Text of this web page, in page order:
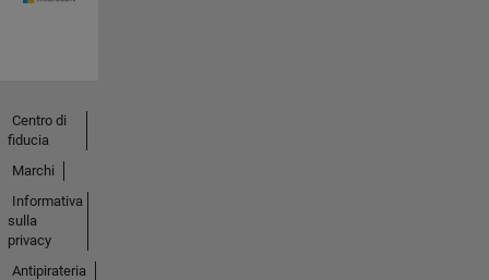
Centro di
fiducia
Marchi
Informativa
sulla
privacy
Antipirateria